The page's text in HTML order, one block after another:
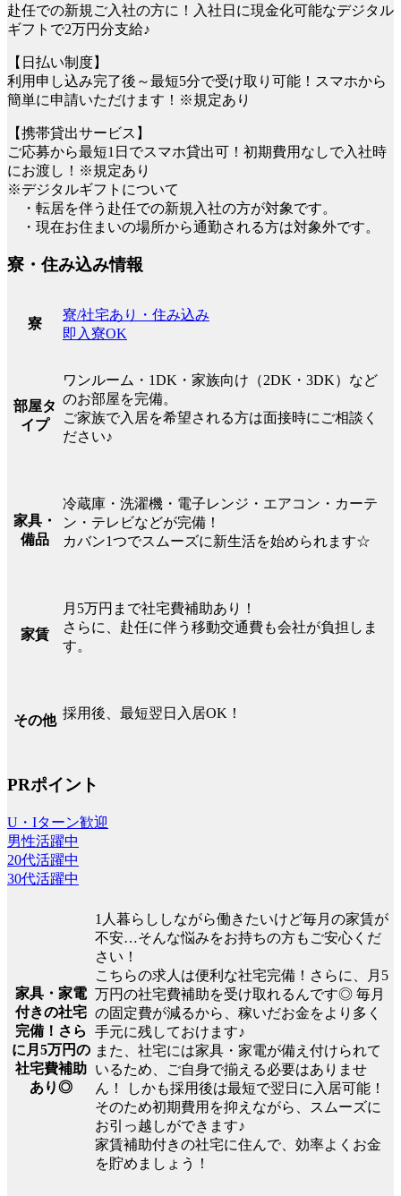
赴任での新規ご入社の方に！入社日に現金化可能なデジタル
ギフトで2万円分支給♪
【日払い制度】
利用申し込み完了後～最短5分で受け取り可能！スマホから
簡単に申請いただけます！※規定あり
【携帯貸出サービス】
ご応募から最短1日でスマホ貸出可！初期費用なしで入社時
にお渡し！※規定あり
※デジタルギフトについて
・転居を伴う赴任での新規入社の方が対象です。
・現在お住まいの場所から通勤される方は対象外です。
寮・住み込み情報
寮
寮/社宅あり・住み込み
即入寮OK
部屋タ
イプ
ワンルーム・1DK・家族向け（2DK・3DK）など
のお部屋を完備。
ご家族で入居を希望される方は面接時にご相談く
ださい♪
家具・
備品
冷蔵庫・洗濯機・電子レンジ・エアコン・カーテ
ン・テレビなどが完備！
カバン1つでスムーズに新生活を始められます☆
家賃
月5万円まで社宅費補助あり！
さらに、赴任に伴う移動交通費も会社が負担しま
す。
その他 採用後、最短翌日入居OK！
PRポイント
U・Iターン歓迎
男性活躍中
20代活躍中
30代活躍中
家具・家電
付きの社宅
完備！さら
に月5万円の
社宅費補助
あり◎
1人暮らししながら働きたいけど毎月の家賃が
不安…そんな悩みをお持ちの方もご安心くだ
さい！
こちらの求人は便利な社宅完備！さらに、月5
万円の社宅費補助を受け取れるんです◎ 毎月
の固定費が減るから、稼いだお金をより多く
手元に残しておけます♪
また、社宅には家具・家電が備え付けられて
いるため、ご自身で揃える必要はありませ
ん！ しかも採用後は最短で翌日に入居可能！
そのため初期費用を抑えながら、スムーズに
お引っ越しができます♪
家賃補助付きの社宅に住んで、効率よくお金
を貯めましょう！